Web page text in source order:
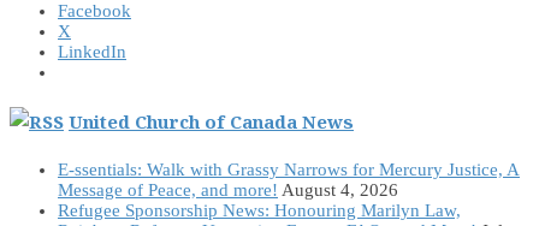
Facebook
X
LinkedIn
United Church of Canada News
E-ssentials: Walk with Grassy Narrows for Mercury Justice, A
Message of Peace, and more! August 4, 2026
Refugee Sponsorship News: Honouring Marilyn Law,